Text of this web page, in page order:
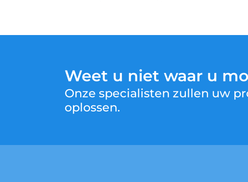
Weet u niet waar u
Onze specialisten zullen uw
oplossen.